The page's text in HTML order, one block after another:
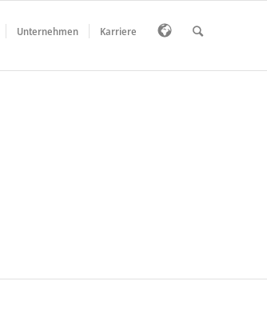
Unternehmen Karriere